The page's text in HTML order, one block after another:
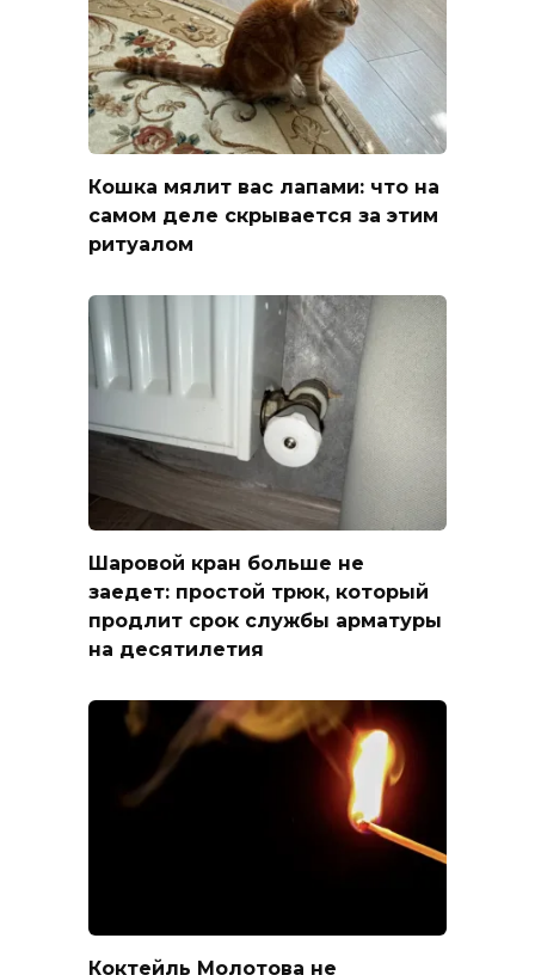
Кошка мялит вас лапами: что на
самом деле скрывается за этим
ритуалом
Шаровой кран больше не
заедет: простой трюк, который
продлит срок службы арматуры
на десятилетия
Коктейль Молотова не